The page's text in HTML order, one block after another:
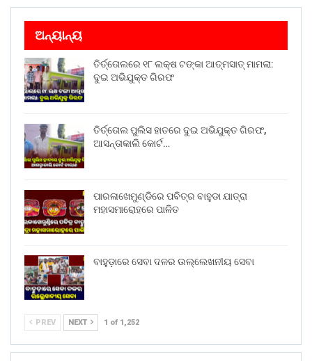
ଅନ୍ୟାନ୍ୟ
ତିର୍ତ୍ତୋଲରେ ୧୮ ଲକ୍ଷ ଟଙ୍କା ଆତ୍ମସାତ୍ ମାମଲା:
ଦୁଇ ଅଭିଯୁକ୍ତ ଗିରଫ
ତିର୍ତ୍ତୋଲ ପୁଲିସ ହାତରେ ଦୁଇ ଅଭିଯୁକ୍ତ ଗିରଫ,
ଆସନ୍ତାକାଲି କୋର୍ଟ…
ପାରଳାଖେମୁଣ୍ଡିରେ ପବିତ୍ର ବାହୁଡା ଯାତ୍ରା
ମହାସମାରୋହରେ ପାଳିତ
ବାହୁଡ଼ାରେ ସେବା ଦଳର ଉଲ୍ଲେଖନୀୟ ସେବା
PREV NEXT 1 of 1,252